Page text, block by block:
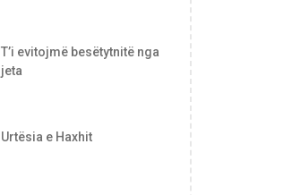
T’i evitojmë besëtytnitë nga
jeta
Urtësia e Haxhit